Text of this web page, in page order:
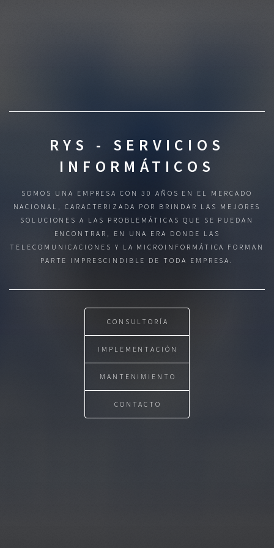
RYS - SERVICIOS
INFORMÁTICOS
SOMOS UNA EMPRESA CON 30 AÑOS EN EL MERCADO
NACIONAL, CARACTERIZADA POR BRINDAR LAS MEJORES
SOLUCIONES A LAS PROBLEMÁTICAS QUE SE PUEDAN
ENCONTRAR, EN UNA ERA DONDE LAS
TELECOMUNICACIONES Y LA MICROINFORMÁTICA FORMAN
PARTE IMPRESCINDIBLE DE TODA EMPRESA.
CONSULTORÍA
IMPLEMENTACIÓN
MANTENIMIENTO
CONTACTO